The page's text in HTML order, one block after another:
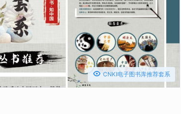
 CNKI电子图书库推荐套系